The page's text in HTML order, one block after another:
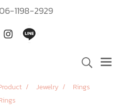
06-1198-2929
Jewelry
Rings